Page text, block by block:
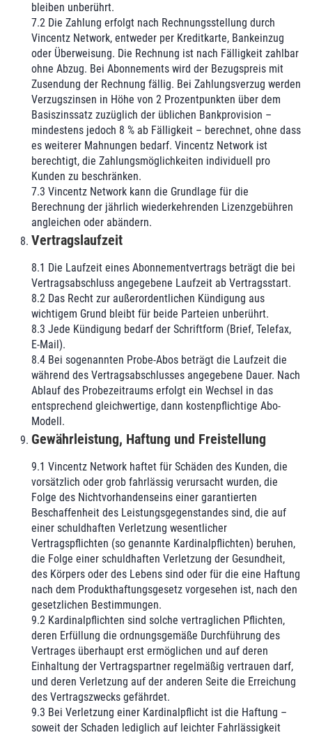
bleiben unberührt.
7.2 Die Zahlung erfolgt nach Rechnungsstellung durch
Vincentz Network, entweder per Kreditkarte, Bankeinzug
oder Überweisung. Die Rechnung ist nach Fälligkeit zahlbar
ohne Abzug. Bei Abonnements wird der Bezugspreis mit
Zusendung der Rechnung fällig. Bei Zahlungsverzug werden
Verzugszinsen in Höhe von 2 Prozentpunkten über dem
Basiszinssatz zuzüglich der üblichen Bankprovision –
mindestens jedoch 8 % ab Fälligkeit – berechnet, ohne dass
es weiterer Mahnungen bedarf. Vincentz Network ist
berechtigt, die Zahlungsmöglichkeiten individuell pro
Kunden zu beschränken.
7.3 Vincentz Network kann die Grundlage für die
Berechnung der jährlich wiederkehrenden Lizenzgebühren
angleichen oder abändern.
Vertragslaufzeit
8.1 Die Laufzeit eines Abonnementvertrags beträgt die bei
Vertragsabschluss angegebene Laufzeit ab Vertragsstart.
8.2 Das Recht zur außerordentlichen Kündigung aus
wichtigem Grund bleibt für beide Parteien unberührt.
8.3 Jede Kündigung bedarf der Schriftform (Brief, Telefax,
E-Mail).
8.4 Bei sogenannten Probe-Abos beträgt die Laufzeit die
während des Vertragsabschlusses angegebene Dauer. Nach
Ablauf des Probezeitraums erfolgt ein Wechsel in das
entsprechend gleichwertige, dann kostenpflichtige Abo-
Modell.
Gewährleistung, Haftung und Freistellung
9.1 Vincentz Network haftet für Schäden des Kunden, die
vorsätzlich oder grob fahrlässig verursacht wurden, die
Folge des Nichtvorhandenseins einer garantierten
Beschaffenheit des Leistungsgegenstandes sind, die auf
einer schuldhaften Verletzung wesentlicher
Vertragspflichten (so genannte Kardinalpflichten) beruhen,
die Folge einer schuldhaften Verletzung der Gesundheit,
des Körpers oder des Lebens sind oder für die eine Haftung
nach dem Produkthaftungsgesetz vorgesehen ist, nach den
gesetzlichen Bestimmungen.
9.2 Kardinalpflichten sind solche vertraglichen Pflichten,
deren Erfüllung die ordnungsgemäße Durchführung des
Vertrages überhaupt erst ermöglichen und auf deren
Einhaltung der Vertragspartner regelmäßig vertrauen darf,
und deren Verletzung auf der anderen Seite die Erreichung
des Vertragszwecks gefährdet.
9.3 Bei Verletzung einer Kardinalpflicht ist die Haftung –
soweit der Schaden lediglich auf leichter Fahrlässigkeit